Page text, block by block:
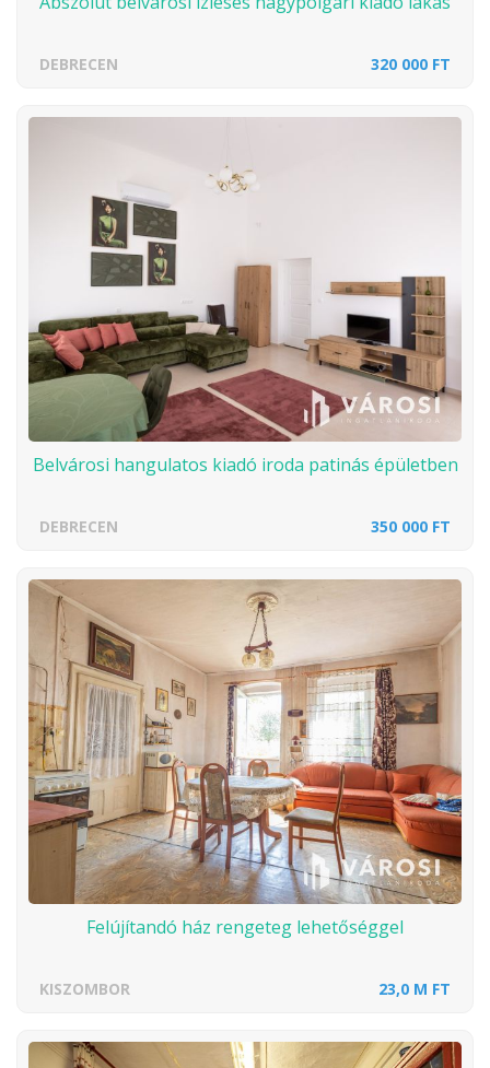
DEBRECEN 320 000 FT
Belvárosi hangulatos kiadó iroda patinás épületben
DEBRECEN 350 000 FT
Felújítandó ház rengeteg lehetőséggel
KISZOMBOR 23,0 M FT